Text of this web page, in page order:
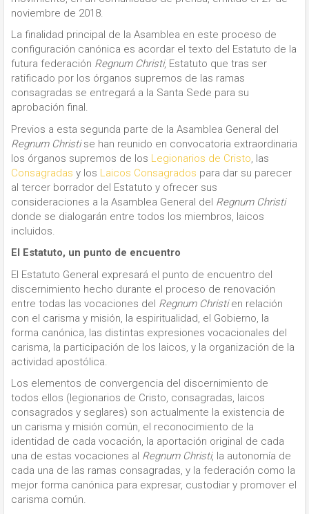
noviembre de 2018.
La finalidad principal de la Asamblea en este proceso de
configuración canónica es acordar el texto del Estatuto de la
futura federación Regnum Christi, Estatuto que tras ser
ratificado por los órganos supremos de las ramas
consagradas se entregará a la Santa Sede para su
aprobación final.
Previos a esta segunda parte de la Asamblea General del
Regnum Christise han reunido en convocatoria extraordinaria
los órganos supremos de los Legionarios de Cristo , las
Consagradas y los Laicos Consagrados para dar su parecer
al tercer borrador del Estatuto y ofrecer sus
consideraciones a la Asamblea General del Regnum Christi
donde se dialogarán entre todos los miembros, laicos
incluidos.
El Estatuto, un punto de encuentro
El Estatuto General expresará el punto de encuentro del
discernimiento hecho durante el proceso de renovación
entre todas las vocaciones del Regnum Christien relación
con el carisma y misión, la espiritualidad, el Gobierno, la
forma canónica, las distintas expresiones vocacionales del
carisma, la participación de los laicos, y la organización de la
actividad apostólica.
Los elementos de convergencia del discernimiento de
todos ellos (legionarios de Cristo, consagradas, laicos
consagrados y seglares) son actualmente la existencia de
un carisma y misión común, el reconocimiento de la
identidad de cada vocación, la aportación original de cada
una de estas vocaciones al Regnum Christi, la autonomía de
cada una de las ramas consagradas, y la federación como la
mejor forma canónica para expresar, custodiar y promover el
carisma común.